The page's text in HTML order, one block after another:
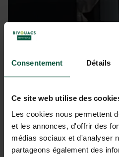
Consentement Détails
Ce site web utilise des
Les cookies nous permettent
et les annonces, d'offrir des
médias sociaux et d'analyser
partageons également des